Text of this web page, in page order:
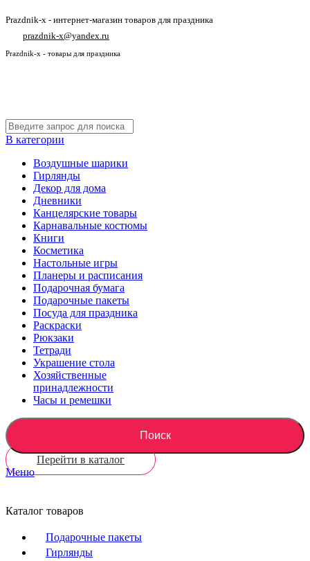
Prazdnik-x - интернет-магазин товаров для праздника
prazdnik-x@yandex.ru
Prazdnik-x - товары для праздника
В категории
Воздушные шарики
Гирлянды
Декор для дома
Дневники
Канцелярские товары
Карнавальные костюмы
Книги
Косметика
Настольные игры
Планеры и расписания
Подарочная бумага
Подарочные пакеты
Посуда для праздника
Раскраски
Рюкзаки
Тетради
Украшение стола
Хозяйственные
принадлежности
Часы и ремешки
Поиск
Перейти в каталог
Меню
Каталог товаров
Подарочные пакеты
Гирлянды